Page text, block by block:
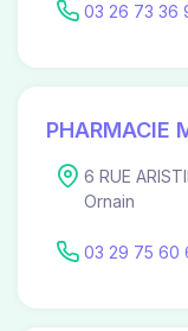
03 26 73 36
PHARMACIE
6 RUE
Ornain
03 29 75 60